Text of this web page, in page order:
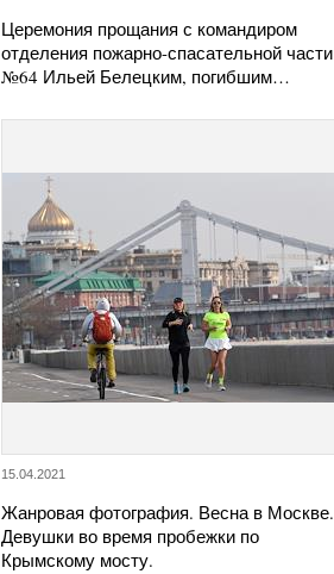
Церемония прощания с командиром
отделения пожарно-спасательной части
№64 Ильей Белецким, погибшим…
15.04.2021
Жанровая фотография. Весна в Москве.
Девушки во время пробежки по
Крымскому мосту.